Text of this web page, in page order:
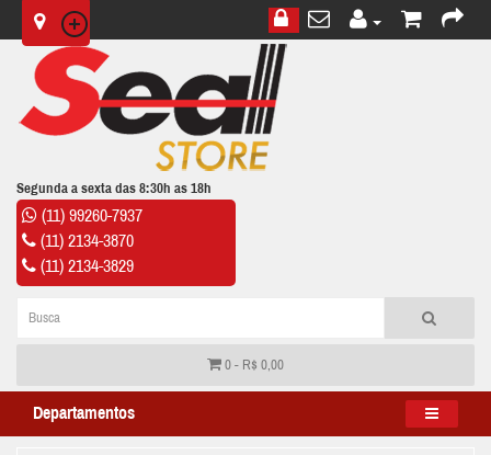
Segunda a sexta das 8:30h as 18h
(11) 99260-7937
(11) 2134-3870
(11) 2134-3829
0 - R$ 0,00
Departamentos